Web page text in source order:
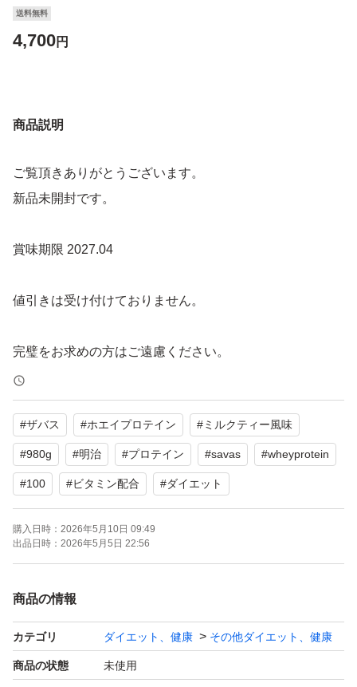
送料無料
4,700円
商品説明
ご覧頂きありがとうございます。
新品未開封です。
賞味期限 2027.04
値引きは受け付けておりません。
完璧をお求めの方はご遠慮ください。
ゆうパケットポストで発送いたします。
開封時、お品物に気をつけて
開封してください。
#明治ザバスホエイプロテイン100
#ザバス #ホエイプロテイン #ミルクティー風味
#980g #明治 #プロテイン #savas #wheyprotein
#100 #ビタミン配合 #ダイエット
購入日時： 2026年5月10日 09:49
出品日時： 2026年5月5日 22:56
商品の情報
カテゴリ ダイエット、健康 その他ダイエット、健康
商品の状態 未使用